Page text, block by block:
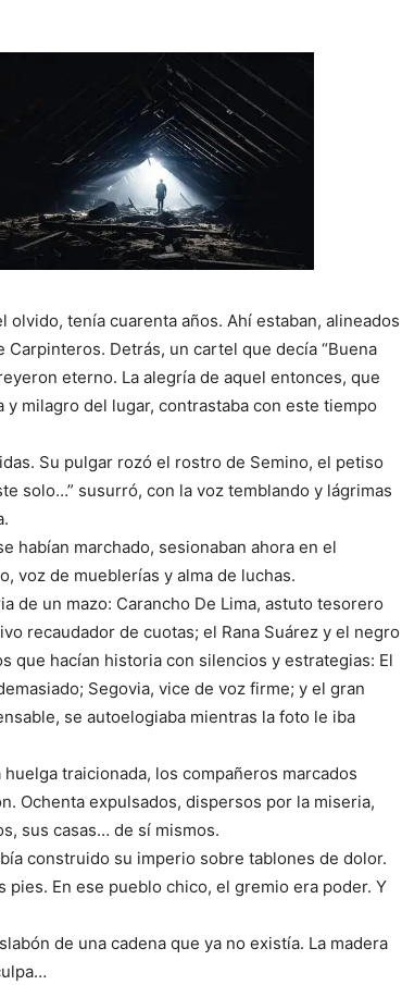
olvido, tenía cuarenta años. Ahí estaban, alineados
Detrás, un cartel que decía “Buena
eterno. La alegría de aquel entonces, que
milagro del lugar, contrastaba con este tiempo
Su pulgar rozó el rostro de Semino, el petiso
solo…” susurró, con la voz temblando y lágrimas
habían marchado, sesionaban ahora en el
voz de mueblerías y alma de luchas.
de un mazo: Carancho De Lima, astuto tesorero
recaudador de cuotas; el Rana Suárez y el negro
que hacían historia con silencios y estrategias: El
Segovia, vice de voz firme; y el gran
se autoelogiaba mientras la foto le iba
traicionada, los compañeros marcados
Ochenta expulsados, dispersos por la miseria,
sus casas… de sí mismos.
construido su imperio sobre tablones de dolor.
En ese pueblo chico, el gremio era poder. Y
de una cadena que ya no existía. La madera